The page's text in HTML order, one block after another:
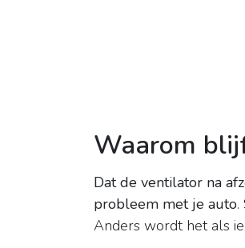
Waarom
Dat de ventilator na
probleem met je auto.
Anders wordt het als